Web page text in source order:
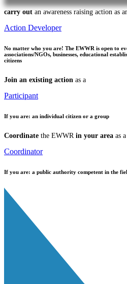
carry out an awareness raising action as
Action Developer
No matter who you are! The EWWR is open to
associations/NGOs, businesses, educational
citizens
Join an existing action as a
Participant
If you are: an individual citizen or a group
Coordinate the EWWR in your area as a
Coordinator
If you are: a public authority competent in the